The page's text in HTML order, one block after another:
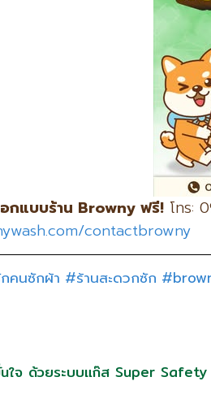
กแบบร้าน Browny ฟรี! โทร:
contactbrowny
คนซักผ้า #ร้านสะดวกซัก
นใจ ด้วยระบบแก๊ส Super